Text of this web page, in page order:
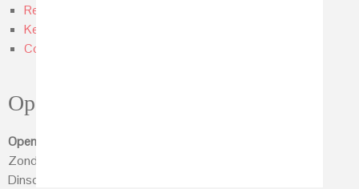
Referenties
Keukentrends 2026
Contact Keukenhof Sliedrecht
Openingstijden
Openingstijden
Zondag t/m Dinsdagmorgen: gesloten
Dinsdag: 13:00 – 17:00